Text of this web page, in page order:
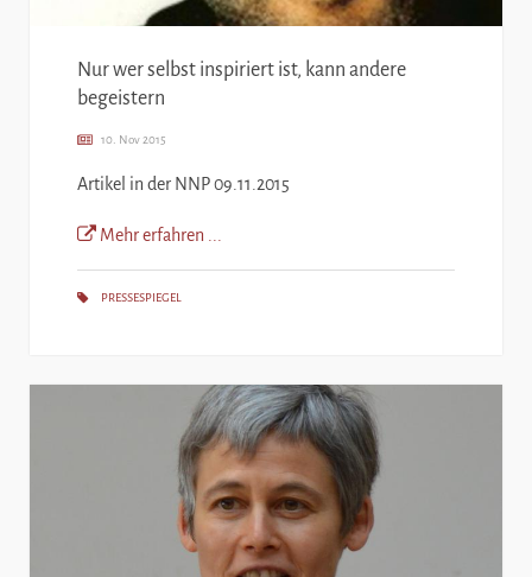
Nur wer selbst inspiriert ist, kann andere
begeistern
10. Nov 2015
Artikel in der NNP 09.11.2015
Mehr erfahren ...
PRESSESPIEGEL